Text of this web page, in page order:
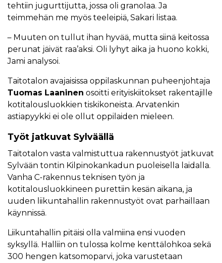
tehtiin jugurttijutta, jossa oli granolaa. Ja
teimmehän me myös teeleipiä, Sakari listaa.
– Muuten on tullut ihan hyvää, mutta siinä keitossa
perunat jäivät raa’aksi. Oli lyhyt aika ja huono kokki,
Jami analysoi.
Taitotalon avajaisissa oppilaskunnan puheenjohtaja
Tuomas Laaninen osoitti erityiskiitokset rakentajille
kotitalousluokkien tiskikoneista. Arvatenkin
astiapyykki ei ole ollut oppilaiden mieleen.
Työt jatkuvat Sylväällä
Taitotalon vasta valmistuttua rakennustyöt jatkuvat
Sylvään tontin Kilpinokankadun puoleisella laidalla.
Vanha C-rakennus teknisen työn ja
kotitalousluokkineen purettiin kesän aikana, ja
uuden liikuntahallin rakennustyöt ovat parhaillaan
käynnissä.
Liikuntahallin pitäisi olla valmiina ensi vuoden
syksyllä. Halliin on tulossa kolme kenttälohkoa sekä
300 hengen katsomoparvi, joka varustetaan